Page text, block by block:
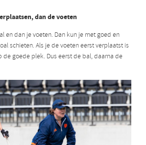
dan de voeten
en dan je voeten. Dan kun je met goed en
schieten. Als je de voeten eerst verplaatst is
goede plek. Dus eerst de bal, daarna de